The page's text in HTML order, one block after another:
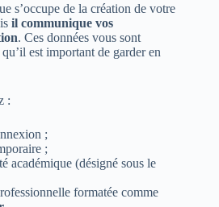
s’occupe de la création de votre
il communique vos
. Ces données vous sont
est important de garder en
:
;
;
académique (désigné sous le
formatée comme